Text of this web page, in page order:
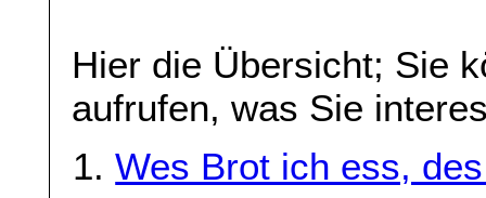
Hier die Übersicht; Sie
aufrufen, was Sie
Wes Brot ich ess,